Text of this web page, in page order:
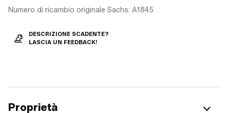
Numero di ricambio originale Sachs: A1845
DESCRIZIONE SCADENTE?
LASCIA UN FEEDBACK!
Proprietà